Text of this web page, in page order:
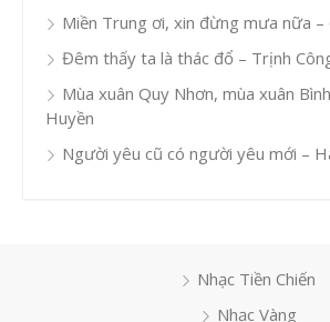
Miền Trung ơi, xin đừng mưa nữa –
Đêm thấy ta là thác đổ – Trịnh
Mùa xuân Quy Nhơn, mùa xuân
Huyền
Người yêu cũ có người yêu mới –
Nhạc Tiền Chiến
Nhạc Vàng